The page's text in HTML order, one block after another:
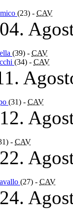
(23) - CAV
(39) - CAV
(34) - CAV
(31) - CAV
- CAV
(27) - CAV